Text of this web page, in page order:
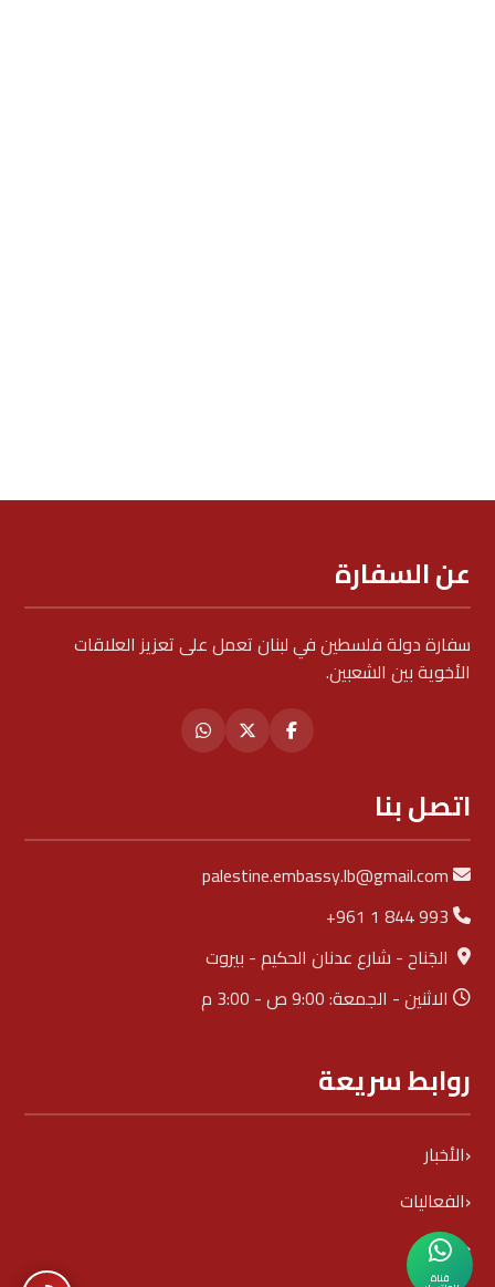
قناة
عن السفارة
سفارة دولة فلسطين في لبنان تعمل على تعزيز العلاقات
الأخوية بين الشعبين.
اتصل بنا
palestine.embassy.lb@gmail.com
+961 1 844 993
الجَناح - شارع عدنان الحكيم - بيروت
الاثنين - الجمعة: 9:00 ص - 3:00 م
روابط سريعة
الأخبار
الفعاليات
السفير